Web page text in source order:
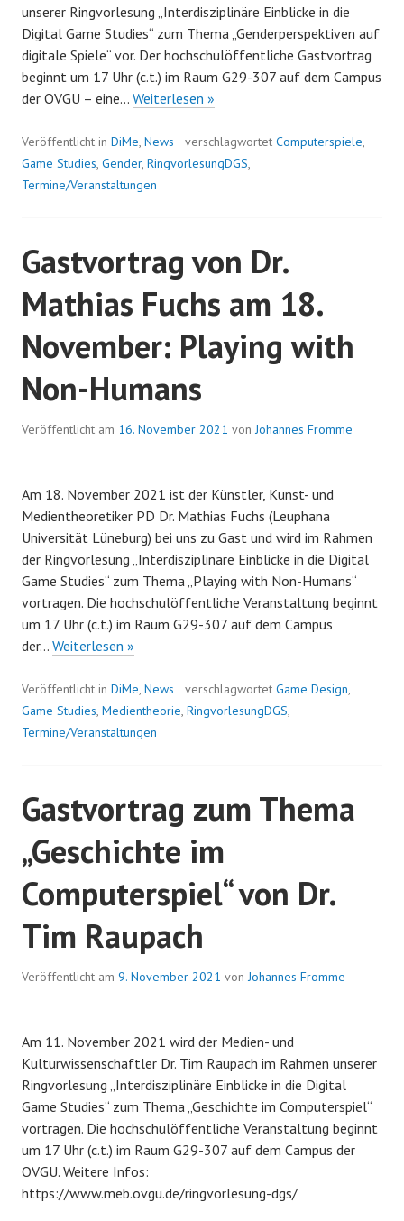
unserer Ringvorlesung „Interdisziplinäre Einblicke in die
Digital Game Studies“ zum Thema „Genderperspektiven auf
digitale Spiele“ vor. Der hochschulöffentliche Gastvortrag
beginnt um 17 Uhr (c.t.) im Raum G29-307 auf dem Campus
der OVGU – eine… Weiterlesen »
digitale
Spiele
Angela
Tillmann
Veröffentlicht in DiMe, News verschlagwortet Computerspiele,
Game Studies, Gender, RingvorlesungDGS,
Termine/Veranstaltungen
Gastvortrag von Dr.
Mathias Fuchs am 18.
November: Playing with
Non-Humans
Veröffentlicht am 16. November 2021 vonJohannes Fromme
Am 18. November 2021 ist der Künstler, Kunst- und
Medientheoretiker PD Dr. Mathias Fuchs (Leuphana
Universität Lüneburg) bei uns zu Gast und wird im Rahmen
der Ringvorlesung „Interdisziplinäre Einblicke in die Digital
Game Studies“ zum Thema „Playing with Non-Humans“
vortragen. Die hochschulöffentliche Veranstaltung beginnt
um 17 Uhr (c.t.) im Raum G29-307 auf dem Campus
der… Weiterlesen »
Dr.
Mathias
Fuchs
November:
Playing
with
Non-
Veröffentlicht in DiMe, News verschlagwortet Game Design,
Game Studies, Medientheorie, RingvorlesungDGS,
Termine/Veranstaltungen
Gastvortrag zum Thema
„Geschichte im
Computerspiel“ von Dr.
Tim Raupach
Veröffentlicht am 9. November 2021 vonJohannes Fromme
Am 11. November 2021 wird der Medien- und
Kulturwissenschaftler Dr. Tim Raupach im Rahmen unserer
Ringvorlesung „Interdisziplinäre Einblicke in die Digital
Game Studies“ zum Thema „Geschichte im Computerspiel“
vortragen. Die hochschulöffentliche Veranstaltung beginnt
um 17 Uhr (c.t.) im Raum G29-307 auf dem Campus der
OVGU. Weitere Infos:
https://www.meb.ovgu.de/ringvorlesung-dgs/